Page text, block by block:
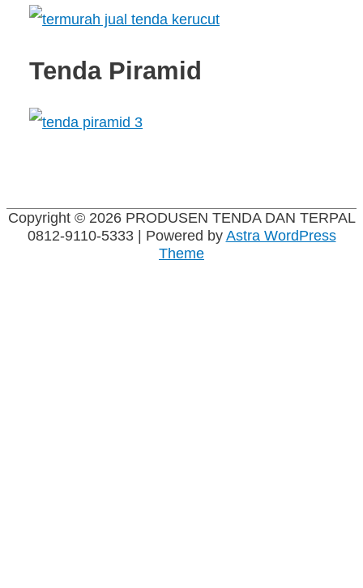
Tenda Piramid
Copyright © 2026 PRODUSEN TENDA DAN TERPAL
0812-9110-5333| Powered byAstra WordPress
Theme